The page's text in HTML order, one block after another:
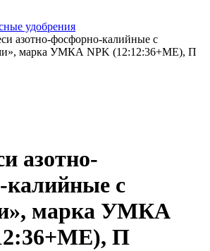
удобрения
азотно-фосфорно-калийные с
марка УМКА NPK (12:12:36+МЕ), П
азотно-
калийные с
марка УМКА
П